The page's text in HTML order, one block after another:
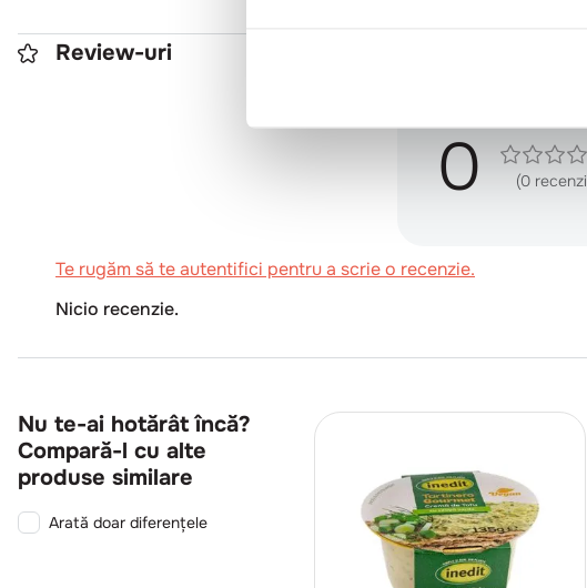
Review-uri
0 (0
Te rugăm să te autentifici pentru a scrie o recenzie.
Nicio recenzie.
Nu te-ai hotărât încă?
Compară-l cu alte
produse similare
Arată doar diferențele